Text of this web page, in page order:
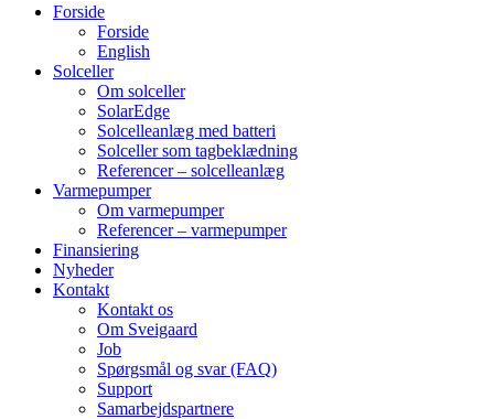
Forside
Forside
English
Solceller
Om solceller
SolarEdge
Solcelleanlæg med batteri
Solceller som tagbeklædning
Referencer – solcelleanlæg
Varmepumper
Om varmepumper
Referencer – varmepumper
Finansiering
Nyheder
Kontakt
Kontakt os
Om Sveigaard
Job
Spørgsmål og svar (FAQ)
Support
Samarbejdspartnere